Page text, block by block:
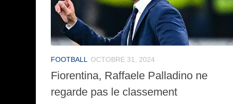
FOOTBALL OCTOBRE 31, 2024
Fiorentina, Raffaele Palladino ne
regarde pas le classement